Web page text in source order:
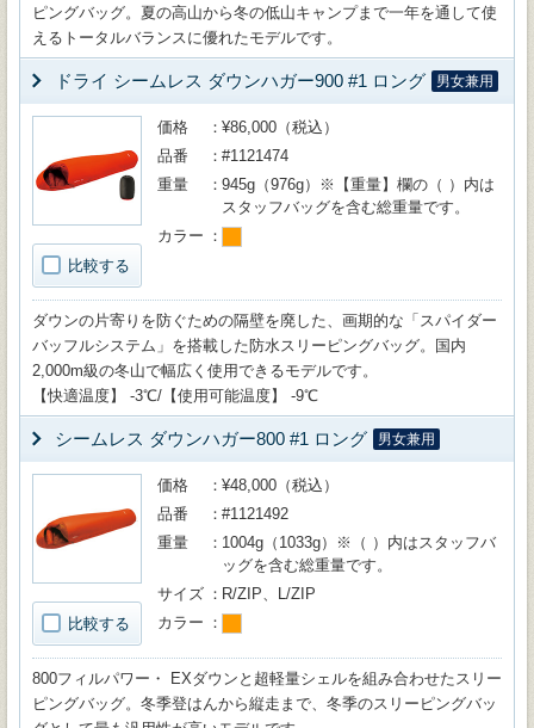
ピングバッグ。夏の高山から冬の低山キャンプまで一年を通して使
えるトータルバランスに優れたモデルです。
ドライ シームレス ダウンハガー900 #1 ロング 男女兼用
比較する
価格
¥86,000（税込）
品番
#1121474
重量
945g（976g）※【重量】欄の（ ）内は
スタッフバッグを含む総重量です。
カラー
ダウンの片寄りを防ぐための隔壁を廃した、画期的な「スパイダー
バッフルシステム」を搭載した防水スリーピングバッグ。国内
2,000m級の冬山で幅広く使用できるモデルです。
【快適温度】 -3℃/【使用可能温度】 -9℃
シームレス ダウンハガー800 #1 ロング 男女兼用
比較する
価格
¥48,000（税込）
品番
#1121492
重量
1004g（1033g）※（ ）内はスタッフバ
ッグを含む総重量です。
サイズ
R/ZIP、L/ZIP
カラー
800フィルパワー・ EXダウンと超軽量シェルを組み合わせたスリー
ピングバッグ。冬季登はんから縦走まで、冬季のスリーピングバッ